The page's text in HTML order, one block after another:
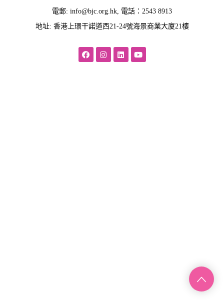
電郵: info@bjc.org.hk, 電話：2543 8913
地址: 香港上環干諾道西21-24號海景商業大廈21樓